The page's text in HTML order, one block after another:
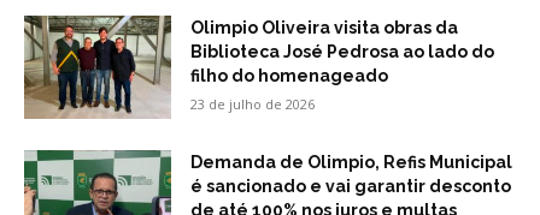
Olimpio Oliveira visita obras da
Biblioteca José Pedrosa ao lado do
filho do homenageado
23 de julho de 2026
Demanda de Olimpio, Refis Municipal
é sancionado e vai garantir desconto
de até 100% nos juros e multas